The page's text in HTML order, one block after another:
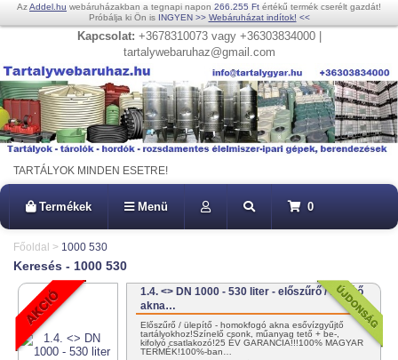
AzAddel.hu webáruházakban a tegnapi napon 266.255 Ft értékű termék cserélt gazdát!
Próbálja ki Ön is INGYEN >> Webáruházat indítok! <<
Kapcsolat: +3678310073 vagy +36303834000 |
tartalywebaruhaz@gmail.com
TARTÁLYOK MINDEN ESETRE!
Termékek Menü 0
Főoldal > 1000 530
Keresés - 1000 530
1.4. <> DN 1000 - 530 liter - előszűrő / ülepítő
akna…
Előszűrő / ülepítő - homokfogó akna esővízgyűjtő
tartályokhoz!Színelő csonk, műanyag tető + be-,
kifolyó csatlakozó!25 ÉV GARANCIA!!!100% MAGYAR
TERMÉK!100%-ban…